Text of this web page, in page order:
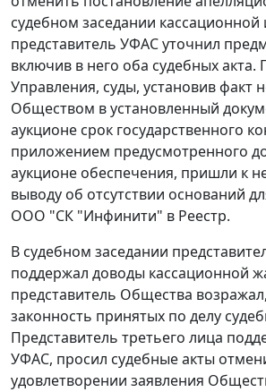
судебном заседании кассационной
представитель УФАС уточнил
включив в него оба судебных
Управления, суды, установив факт
Обществом в установленный
аукционе срок государственного
приложением предусмотренного
аукционе обеспечения, пришли к
выводу об отсутствии оснований
ООО "СК "Инфинити" в Реестр.
В судебном заседании
поддержал доводы кассационной
представитель Общества
законность принятых по делу
Представитель третьего лица
УФАС, просил судебные акты
удовлетворении заявления